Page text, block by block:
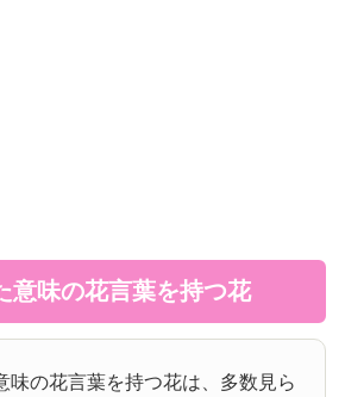
意味の花言葉を持つ花
味の花言葉を持つ花は、多数見ら